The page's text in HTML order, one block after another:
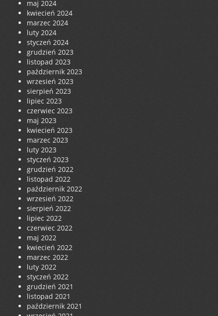
maj 2024
kwiecień 2024
marzec 2024
luty 2024
styczeń 2024
grudzień 2023
listopad 2023
październik 2023
wrzesień 2023
sierpień 2023
lipiec 2023
czerwiec 2023
maj 2023
kwiecień 2023
marzec 2023
luty 2023
styczeń 2023
grudzień 2022
listopad 2022
październik 2022
wrzesień 2022
sierpień 2022
lipiec 2022
czerwiec 2022
maj 2022
kwiecień 2022
marzec 2022
luty 2022
styczeń 2022
grudzień 2021
listopad 2021
październik 2021